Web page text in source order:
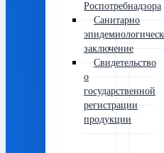
Роспотребнадзора
Санитарно
заключение
Свидетельство
о
государственной
регистрации
продукции